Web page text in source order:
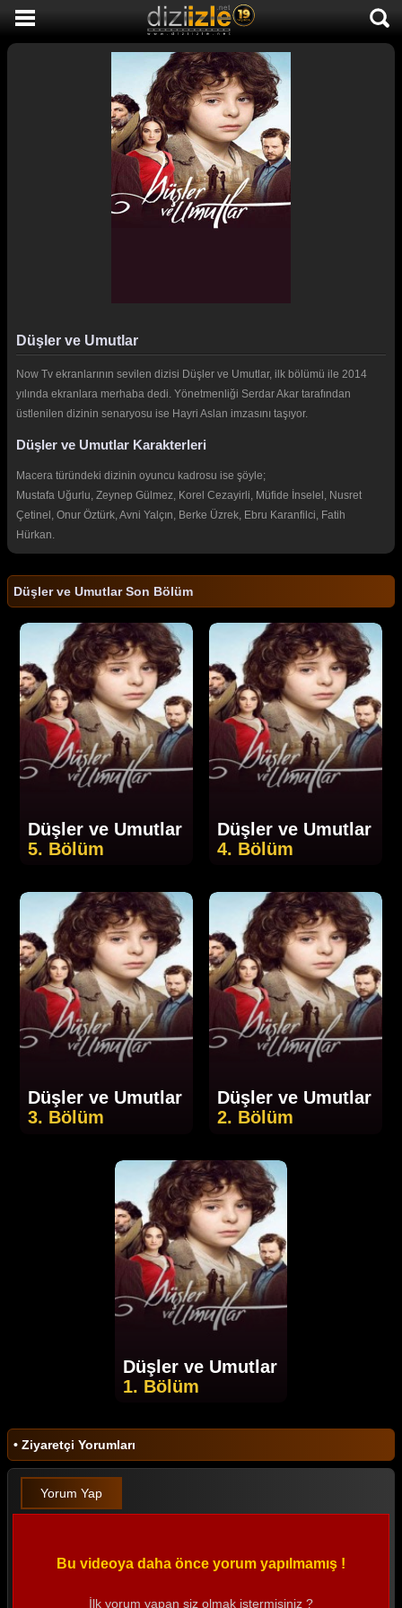
SON EKLENEN DİZİLER
GENÇLİK
DİZİ HABERLERİ
Düşler ve Umutlar
Now Tv ekranlarının sevilen dizisi Düşler ve Umutlar, ilk bölümü ile 2014
yılında ekranlara merhaba dedi. Yönetmenliği Serdar Akar tarafından
üstlenilen dizinin senaryosu ise Hayri Aslan imzasını taşıyor.
Düşler ve Umutlar Karakterleri
Macera türündeki dizinin oyuncu kadrosu ise şöyle;
Mustafa Uğurlu, Zeynep Gülmez, Korel Cezayirli, Müfide İnselel, Nusret
Çetinel, Onur Öztürk, Avni Yalçın, Berke Üzrek, Ebru Karanfilci, Fatih
Hürkan.
Düşler ve Umutlar Son Bölüm
Düşler ve Umutlar
5. Bölüm
Düşler ve Umutlar
4. Bölüm
Düşler ve Umutlar
3. Bölüm
Düşler ve Umutlar
2. Bölüm
Düşler ve Umutlar
1. Bölüm
• Ziyaretçi Yorumları
Yorum Yap
Bu videoya daha önce yorum yapılmamış !
İlk yorum yapan siz olmak istermisiniz ?